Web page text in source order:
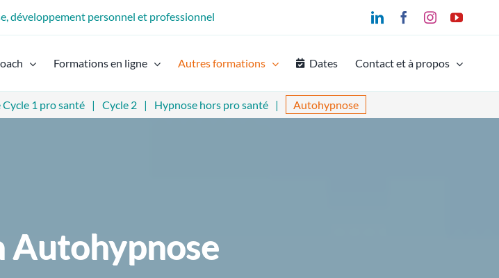
développement personnel et professionnel LinkedInFacebookInstagram
Formations en ligne Autres formations Dates Contact et à propos
1 pro santé Cycle 2 Hypnose hors pro santé Autohypnose
Autohypnose